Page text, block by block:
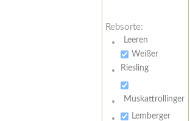
Rebsorte:
Leeren
Weißer
Riesling
Muskattrollinger
Lemberger